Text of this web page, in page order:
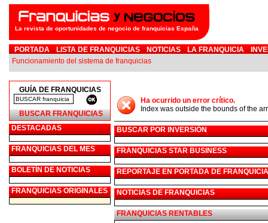
La revista de oportunidades de negocio de franquicias España
PORTADA LISTA DE FRANQUICIAS NOTICIAS LA FRANQUICIA
Funcionamiento del sistema de franquicias
GUÍA DE FRANQUICIAS
BUSCAR FRANQUICIAS
DESTACADAS
FRANQUICIAS DEL MES
BOLETÍN DE NOTICIAS
FRANQUICIAS ORIGINALES
Ha ocurrido un error crítico.
Index was outside the bounds of the
BUSCAR POR INVERSIÓN
FRANQUICIAS STAR BUSINESS
REPORTAJE EN PORTADA DE
NOTICIAS DE FRANQUICIAS
FRANQUICIAS RENTABLES